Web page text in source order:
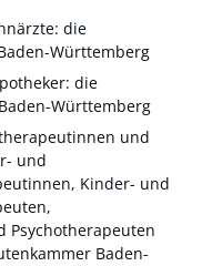
die
Württemberg
die
Württemberg
und
und
Kinder- und
Psychotherapeuten
Baden-